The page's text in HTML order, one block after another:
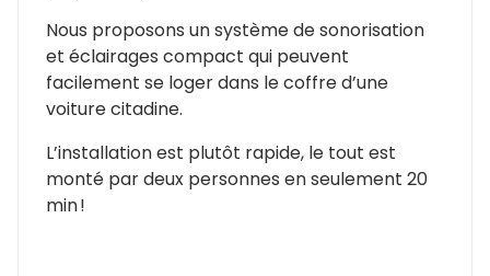
Nous proposons un système de sonorisation
et éclairages compact qui peuvent
facilement se loger dans le coffre d’une
voiture citadine.
L’installation est plutôt rapide, le tout est
monté par deux personnes en seulement 20
min !